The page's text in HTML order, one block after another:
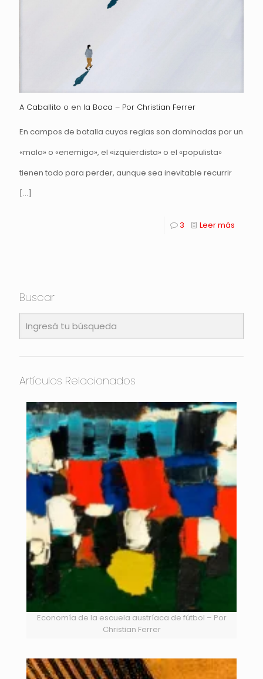
A Caballito o en la Boca – Por Christian Ferrer
En campos de batalla cuyas reglas son dominadas por un
«malo» o «enemigo», el «izquierdista» o el «populista»
tienen todo para perder, aunque sea inevitable recurrir
[…]
3 Leer más
Buscar
Artículos Relacionados
Economía de la escuela austríaca de fútbol – Por
Christian Ferrer